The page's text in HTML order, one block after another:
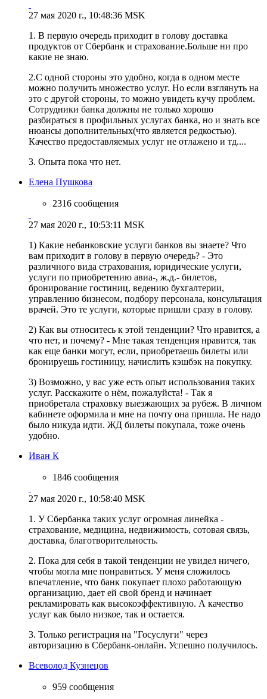
27 мая 2020 г., 10:48:36 MSK
1. В первую очередь приходит в голову доставка
продуктов от Сбербанк и страхование.Больше ни про
какие не знаю.
2.С одной стороны это удобно, когда в одном месте
можно получить множество услуг. Но если взглянуть на
это с другой стороны, то можно увидеть кучу проблем.
Сотрудники банка должны не только хорошо
разбираться в профильных услугах банка, но и знать все
нюансы дополнительных(что является редкостью).
Качество предоставляемых услуг не отлажено и тд....
3. Опыта пока что нет.
Елена Пушкова
2316 сообщения
27 мая 2020 г., 10:53:11 MSK
1) Какие небанковские услуги банков вы знаете? Что
вам приходит в голову в первую очередь? - Это
различного вида страхования, юридические услуги,
услуги по приобретению авиа-, ж.д.- билетов,
бронирование гостиниц, ведению бухгалтерии,
управлению бизнесом, подбору персонала, консультация
врачей. Это те услуги, которые пришли сразу в голову.
2) Как вы относитесь к этой тенденции? Что нравится, а
что нет, и почему? - Мне такая тенденция нравится, так
как еще банки могут, если, приобретаешь билеты или
бронируешь гостиницу, начислить кэшбэк на покупку.
3) Возможно, у вас уже есть опыт использования таких
услуг. Расскажите о нём, пожалуйста! - Так я
приобретала страховку выезжающих за рубеж. В личном
кабинете оформила и мне на почту она пришла. Не надо
было никуда идти. ЖД билеты покупала, тоже очень
удобно.
Иван К
1846 сообщения
27 мая 2020 г., 10:58:40 MSK
1. У Сбербанка таких услуг огромная линейка -
страхование, медицина, недвижимость, сотовая связь,
доставка, благотворительность.
2. Пока для себя в такой тенденции не увидел ничего,
чтобы могла мне понравиться. У меня сложилось
впечатление, что банк покупает плохо работающую
организацию, дает ей свой бренд и начинает
рекламировать как высокоэффективную. А качество
услуг как было низкое, так и остается.
3. Только регистрация на "Госуслуги" через
авторизацию в Сбербанк-онлайн. Успешно получилось.
Всеволод Кузнецов
959 сообщения